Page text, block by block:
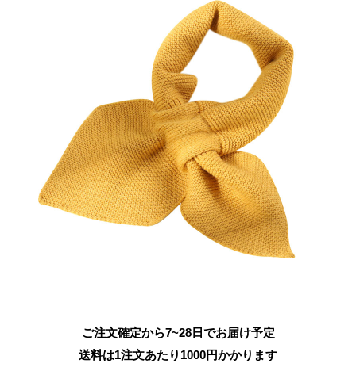
ご注文確定から7~28日でお届け予定
送料は1注文あたり 1000円かかります